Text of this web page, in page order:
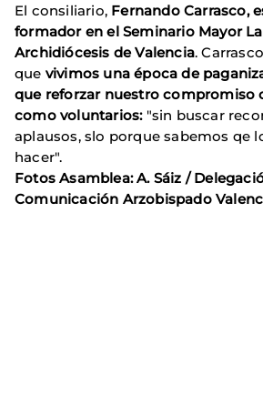
El consiliario, Fernando Carrasco,
formador en el Seminario Mayor
Archidiócesis de Valencia.
que vivimos una época de
que reforzar nuestro compromiso
como voluntarios:"sin buscar
aplausos, slo porque sabemos qe
hacer".
Fotos Asamblea: A. Sáiz /
Comunicación Arzobispado